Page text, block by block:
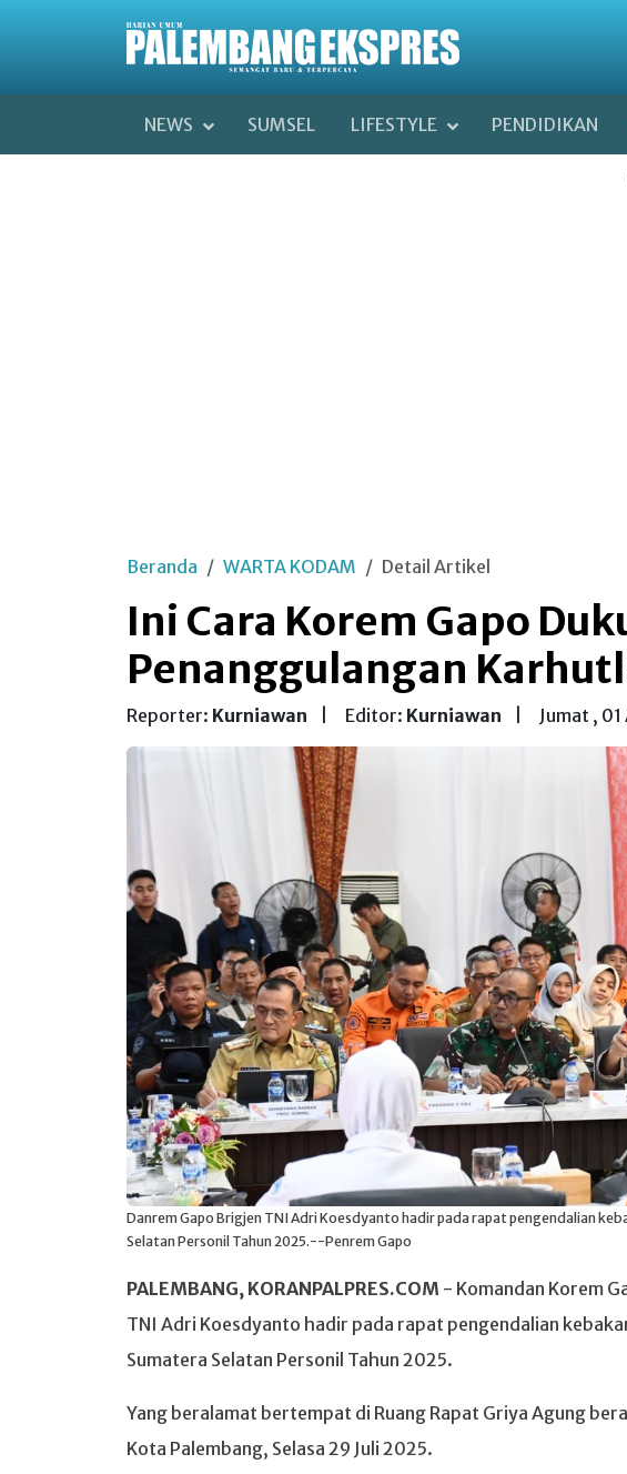
NEWS SUMSEL LIFESTYLE PENDIDIKAN
Beranda WARTA KODAM Detail Artikel
Ini Cara Korem Gapo
Penanggulangan
Reporter: Kurniawan Editor: Kurniawan Jumat ,
Danrem Gapo Brigjen TNI Adri Koesdyanto hadir pada rapat pengendalian
Selatan Personil Tahun 2025.--Penrem Gapo
PALEMBANG, KORANPALPRES.COM - Komandan Korem
TNI Adri Koesdyanto hadir pada rapat pengendalian
Sumatera Selatan Personil Tahun 2025.
Yang beralamat bertempat di Ruang Rapat Griya Agung
Kota Palembang, Selasa 29 Juli 2025.